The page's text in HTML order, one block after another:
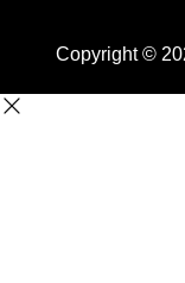
Copyright ©